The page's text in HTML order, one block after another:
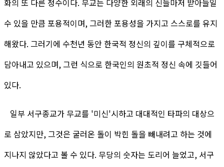
수 있을 만큼 포용적이며, 그러한 포용성을 가지고 스스로를 유지
해왔다. 그러기에 수천년 동안 한국적 정신의 깊이를 구체적으로
담아내고 있으며, 그런 식으로 한국인의 원초적 정신 속에 깃들어
있다.
일부 서구종교가 무교를 '미신'시하고 대대적인 타파의 대상으
로 삼았지만, 그것은 굴러온 돌이 박힌 돌을 빼내려고 하는 것에
지나지 않았다고 볼 수 있다. 무당의 숫자는 도리어 늘었고, 서구